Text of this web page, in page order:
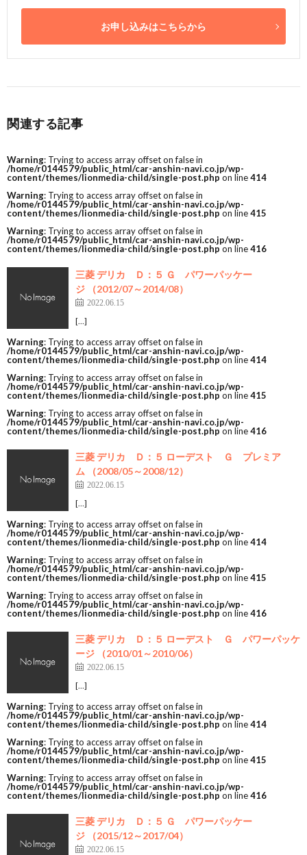
お申し込みはこちらから
関連する記事
Warning: Trying to access array offset on false in
/home/r0144579/public_html/car-anshin-navi.co.jp/wp-
content/themes/lionmedia-child/single-post.php on line414
Warning: Trying to access array offset on false in
/home/r0144579/public_html/car-anshin-navi.co.jp/wp-
content/themes/lionmedia-child/single-post.php on line415
Warning: Trying to access array offset on false in
/home/r0144579/public_html/car-anshin-navi.co.jp/wp-
content/themes/lionmedia-child/single-post.php on line416
三菱 デリカ Ｄ：５ Ｇ パワーパッケー
ジ （2012/07～2014/08）
2022.06.15
[…]
Warning: Trying to access array offset on false in
/home/r0144579/public_html/car-anshin-navi.co.jp/wp-
content/themes/lionmedia-child/single-post.php on line414
Warning: Trying to access array offset on false in
/home/r0144579/public_html/car-anshin-navi.co.jp/wp-
content/themes/lionmedia-child/single-post.php on line415
Warning: Trying to access array offset on false in
/home/r0144579/public_html/car-anshin-navi.co.jp/wp-
content/themes/lionmedia-child/single-post.php on line416
三菱 デリカ Ｄ：５ ローデスト Ｇ プレミア
ム （2008/05～2008/12）
2022.06.15
[…]
Warning: Trying to access array offset on false in
/home/r0144579/public_html/car-anshin-navi.co.jp/wp-
content/themes/lionmedia-child/single-post.php on line414
Warning: Trying to access array offset on false in
/home/r0144579/public_html/car-anshin-navi.co.jp/wp-
content/themes/lionmedia-child/single-post.php on line415
Warning: Trying to access array offset on false in
/home/r0144579/public_html/car-anshin-navi.co.jp/wp-
content/themes/lionmedia-child/single-post.php on line416
三菱 デリカ Ｄ：５ ローデスト Ｇ パワーパッケ
ージ （2010/01～2010/06）
2022.06.15
[…]
Warning: Trying to access array offset on false in
/home/r0144579/public_html/car-anshin-navi.co.jp/wp-
content/themes/lionmedia-child/single-post.php on line414
Warning: Trying to access array offset on false in
/home/r0144579/public_html/car-anshin-navi.co.jp/wp-
content/themes/lionmedia-child/single-post.php on line415
Warning: Trying to access array offset on false in
/home/r0144579/public_html/car-anshin-navi.co.jp/wp-
content/themes/lionmedia-child/single-post.php on line416
三菱 デリカ Ｄ：５ Ｇ パワーパッケー
ジ （2015/12～2017/04）
2022.06.15